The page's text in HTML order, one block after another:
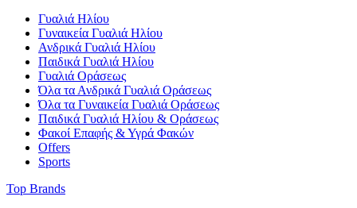
Γυαλιά Ηλίου
Γυναικεία Γυαλιά Ηλίου
Ανδρικά Γυαλιά Ηλίου
Παιδικά Γυαλιά Ηλίου
Γυαλιά Οράσεως
Όλα τα Ανδρικά Γυαλιά Οράσεως
Όλα τα Γυναικεία Γυαλιά Οράσεως
Παιδικά Γυαλιά Ηλίου & Οράσεως
Φακοί Επαφής & Υγρά Φακών
Offers
Sports
Top Brands